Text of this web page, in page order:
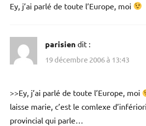
Ey, j’ai parlé de toute l’Europe, moi
parisien dit :
19 décembre 2006 à 13:43
>>Ey, j’ai parlé de toute l’Europe, moi
laisse marie, c’est le comlexe
provincial qui parle…